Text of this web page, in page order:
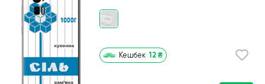
Кешбек 12 ₴